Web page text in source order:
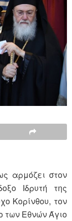
αρμόζει στον
Ιδρυτή της
Κορίνθου, τον
των Εθνών Άγιο